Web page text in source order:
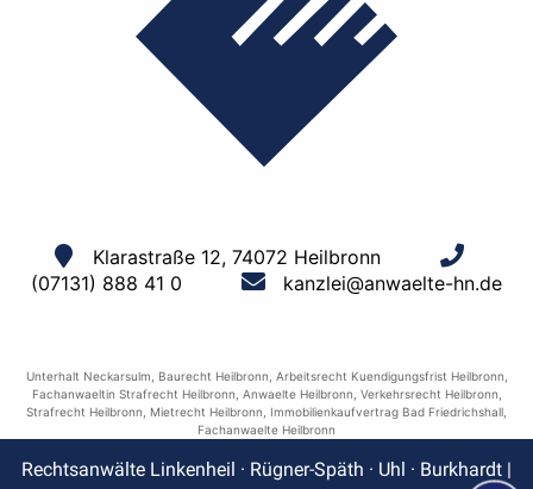
Klarastraße 12, 74072 Heilbronn
(07131) 888 41 0
kanzlei@anwaelte-hn.de
Unterhalt Neckarsulm Baurecht Heilbronn Arbeitsrecht Kuendigungsfrist Heilbronn
Fachanwaeltin Strafrecht Heilbronn Anwaelte Heilbronn Verkehrsrecht Heilbronn
Strafrecht Heilbronn
Mietrecht Heilbronn Immobilienkaufvertrag Bad Friedrichshall
Fachanwaelte Heilbronn
Rechtsanwälte Linkenheil · Rügner-Späth · Uhl · Burkhardt |